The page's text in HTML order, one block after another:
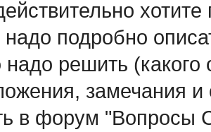
хотите
надо подробно
надо решить
замечания
в форум "Вопросы